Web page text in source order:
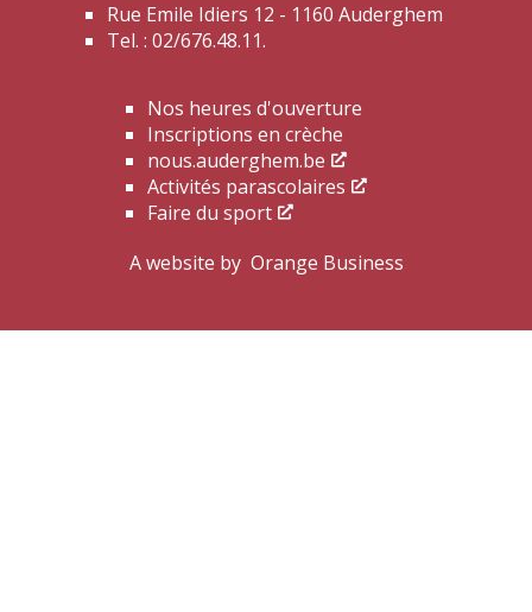
Rue Emile Idiers 12 - 1160 Auderghem
Tel. : 02/676.48.11.
Nos heures d'ouverture
Inscriptions en crèche
nous.auderghem.be
Activités parascolaires
Faire du sport
A website by Orange Business